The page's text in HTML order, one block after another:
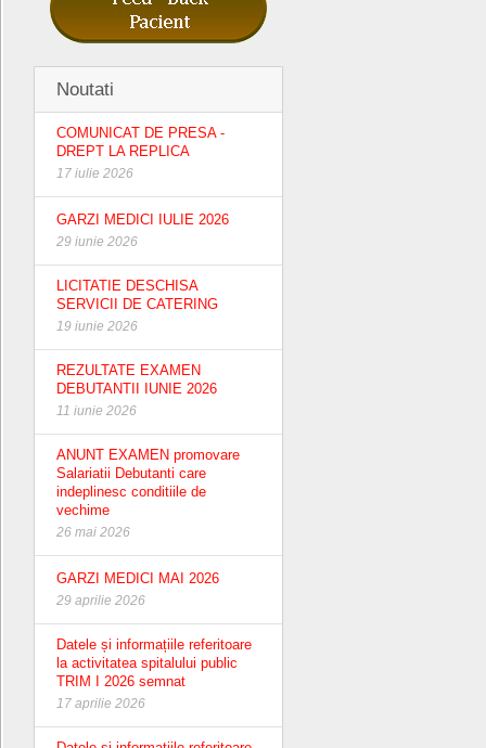
Noutati
COMUNICAT DE PRESA -
DREPT LA REPLICA
17 iulie 2026
GARZI MEDICI IULIE 2026
29 iunie 2026
LICITATIE DESCHISA
SERVICII DE CATERING
19 iunie 2026
REZULTATE EXAMEN
DEBUTANTII IUNIE 2026
11 iunie 2026
ANUNT EXAMEN promovare
Salariatii Debutanti care
indeplinesc conditiile de
vechime
26 mai 2026
GARZI MEDICI MAI 2026
29 aprilie 2026
Datele și informațiile referitoare
la activitatea spitalului public
TRIM I 2026 semnat
17 aprilie 2026